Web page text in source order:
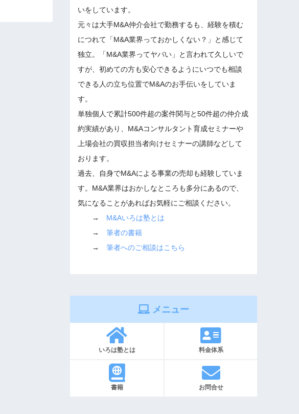
いをしています。
元々は大手M&A仲介会社で勤務するも、経験を積む
につれて「M&A業界っておかしくない？」と感じて
独立。「M&A業界ってヤバい」と言われて久しいで
すが、初めての方も安心できるようにいつでも相談
できる人の立ち位置でM&Aのお手伝いをしていま
す。
単独個人で累計500件超の案件関与と50件超の仲介成
約実績があり、M&Aコンサルタント育成セミナーや
上場会社の買収担当者向けセミナーの講師などして
おります。
過去、自身でM&Aによる事業の売却も経験していま
す。M&A業界はおかしなところも多分にあるので、
気になることがあればお気軽にご相談ください。
→ M&Aいろは塾とは
→筆者の書籍
→筆者へのご相談はこちら
メニュー
いろは塾とは 料金体系
書籍 お問合せ